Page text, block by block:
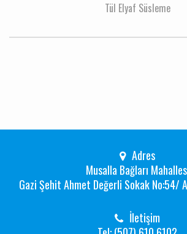
Tül Elyaf Süsleme
Adres
Musalla Bağları
Gazi Şehit Ahmet Değerli Sokak No:54/
İletişim